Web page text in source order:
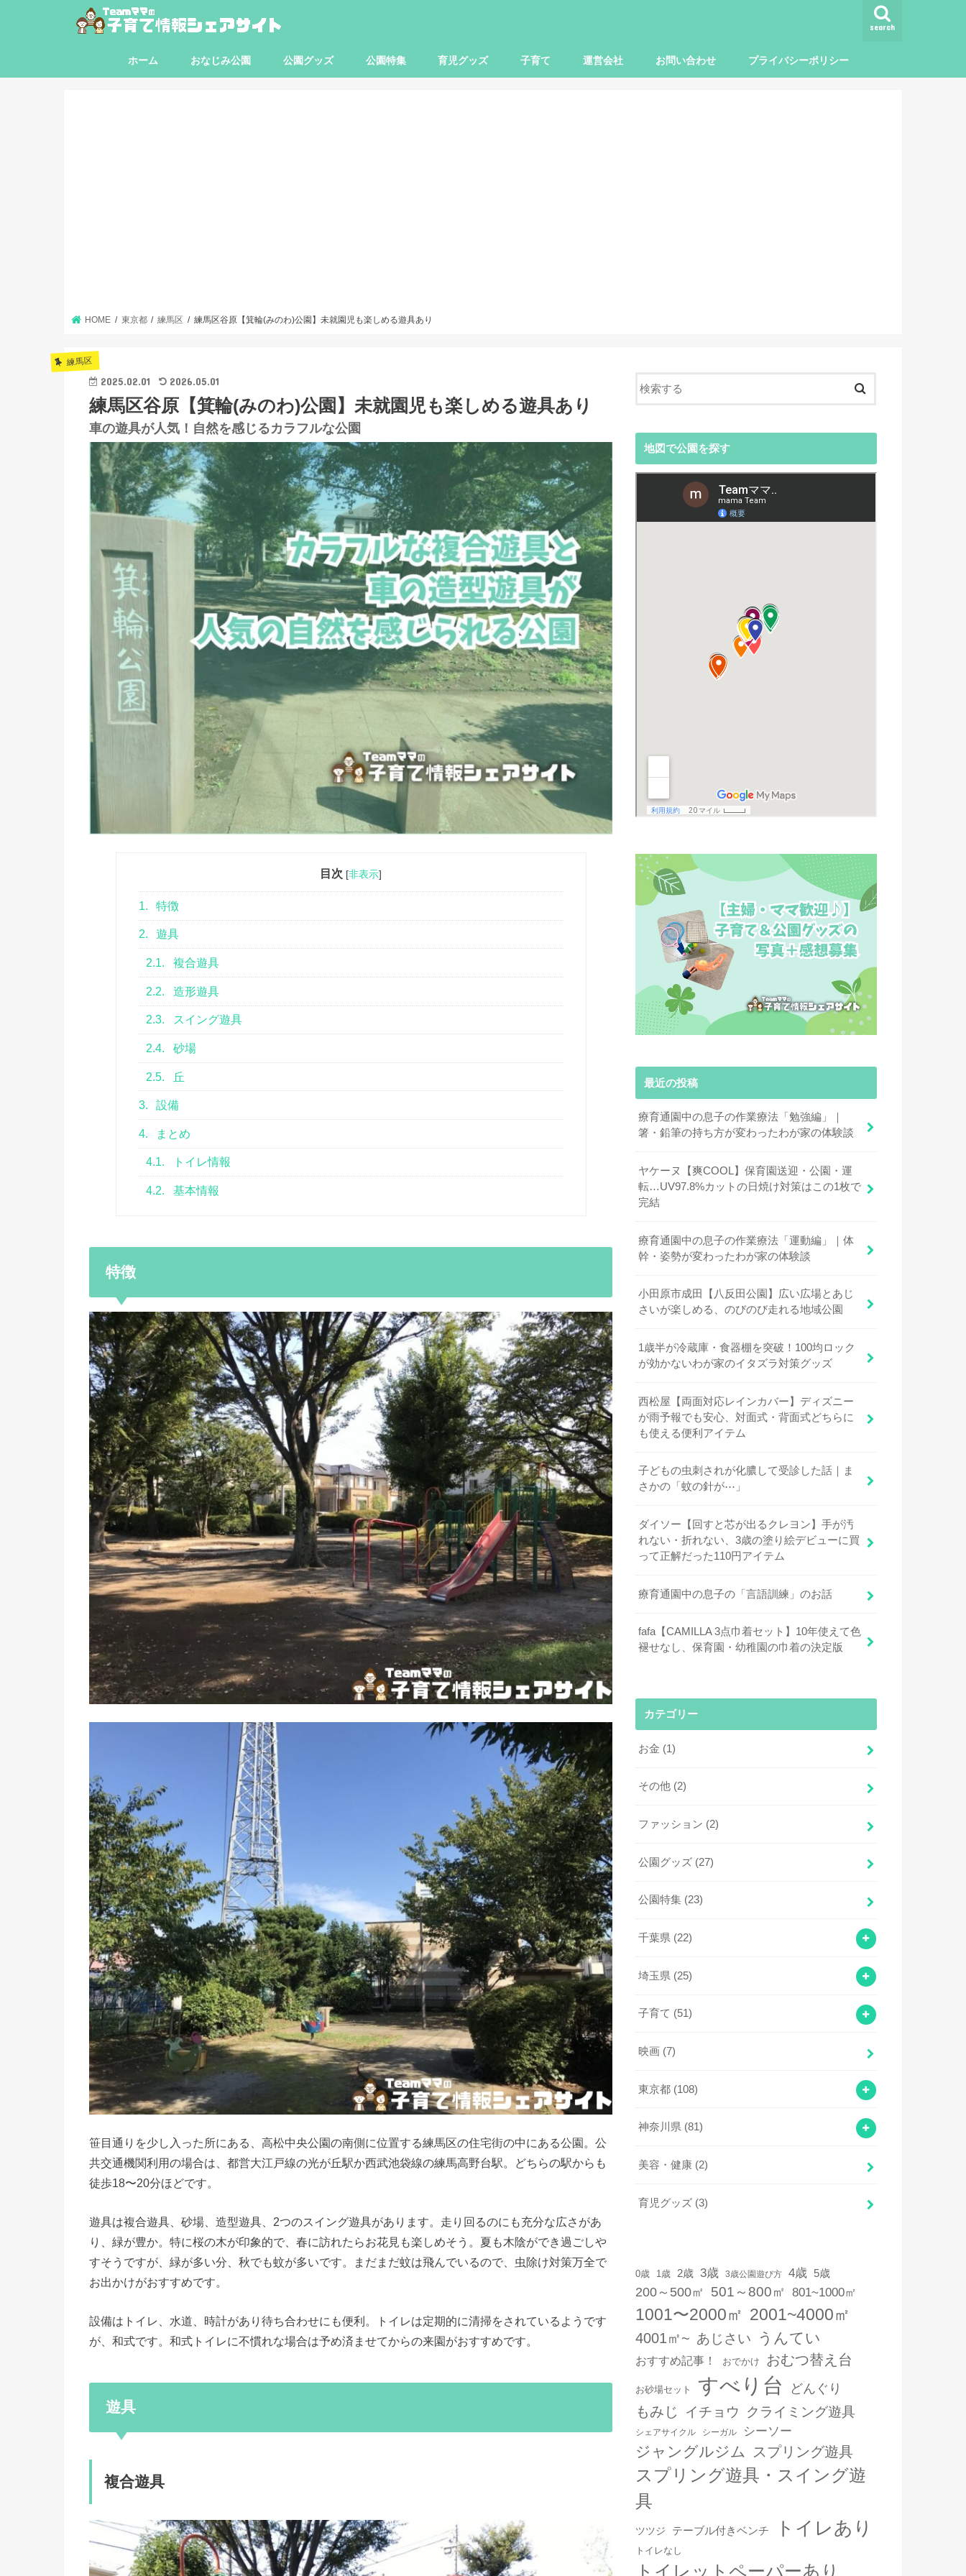
search
ホーム おなじみ公園 公園グッズ 公園特集 育児グッズ 子育て 運営会社 お問い合わせ プライバシーポリシー
HOME 東京都 練馬区 練馬区谷原【箕輪(みのわ)公園】未就園児も楽しめる遊具あり
練馬区
2025.02.01 2026.05.01
練馬区谷原【箕輪(みのわ)公園】未就園児も楽しめる遊具あり
車の遊具が人気！自然を感じるカラフルな公園
目次 [非表示]
1. 特徴
2. 遊具
2.1. 複合遊具
2.2. 造形遊具
2.3. スイング遊具
2.4. 砂場
2.5. 丘
3. 設備
4. まとめ
4.1. トイレ情報
4.2. 基本情報
特徴
笹目通りを少し入った所にある、高松中央公園の南側に位置する練馬区の住宅街の中にある公園。公
共交通機関利用の場合は、都営大江戸線の光が丘駅か西武池袋線の練馬高野台駅。どちらの駅からも
徒歩18〜20分ほどです。
遊具は複合遊具、砂場、造型遊具、2つのスイング遊具があります。走り回るのにも充分な広さがあ
り、緑が豊か。特に桜の木が印象的で、春に訪れたらお花見も楽しめそう。夏も木陰ができ過ごしや
すそうですが、緑が多い分、秋でも蚊が多いです。まだまだ蚊は飛んでいるので、虫除け対策万全で
お出かけがおすすめです。
設備はトイレ、水道、時計があり待ち合わせにも便利。トイレは定期的に清掃をされているようです
が、和式です。和式トイレに不慣れな場合は予め済ませてからの来園がおすすめです。
遊具
複合遊具
地図で公園を探す
最近の投稿
療育通園中の息子の作業療法「勉強編」｜
箸・鉛筆の持ち方が変わったわが家の体験談
ヤケーヌ【爽COOL】保育園送迎・公園・運
転…UV97.8%カットの日焼け対策はこの1枚で
完結
療育通園中の息子の作業療法「運動編」｜体
幹・姿勢が変わったわが家の体験談
小田原市成田【八反田公園】広い広場とあじ
さいが楽しめる、のびのび走れる地域公園
1歳半が冷蔵庫・食器棚を突破！100均ロック
が効かないわが家のイタズラ対策グッズ
西松屋【両面対応レインカバー】ディズニー
が雨予報でも安心、対面式・背面式どちらに
も使える便利アイテム
子どもの虫刺されが化膿して受診した話｜ま
さかの「蚊の針が⋯」
ダイソー【回すと芯が出るクレヨン】手が汚
れない・折れない、3歳の塗り絵デビューに買
って正解だった110円アイテム
療育通園中の息子の「言語訓練」のお話
fafa【CAMILLA 3点巾着セット】10年使えて色
褪せなし、保育園・幼稚園の巾着の決定版
カテゴリー
お金 (1)
その他 (2)
ファッション (2)
公園グッズ (27)
公園特集 (23)
千葉県 (22)
埼玉県 (25)
子育て (51)
映画 (7)
東京都 (108)
神奈川県 (81)
美容・健康 (2)
育児グッズ (3)
0歳 1歳 2歳 3歳 3歳公園遊び方 4歳 5歳
200～500㎡ 501～800㎡ 801~1000㎡
1001〜2000㎡ 2001~4000㎡
4001㎡~ あじさい うんてい
おすすめ記事！ おでかけ おむつ替え台
お砂場セット すべり台 どんぐり
もみじ イチョウ クライミング遊具
シェアサイクル シーガル シーソー
ジャングルジム スプリング遊具
スプリング遊具・スイング遊
具
ツツジ テーブル付きベンチ トイレあり
トイレなし
トイレットペーパーあり